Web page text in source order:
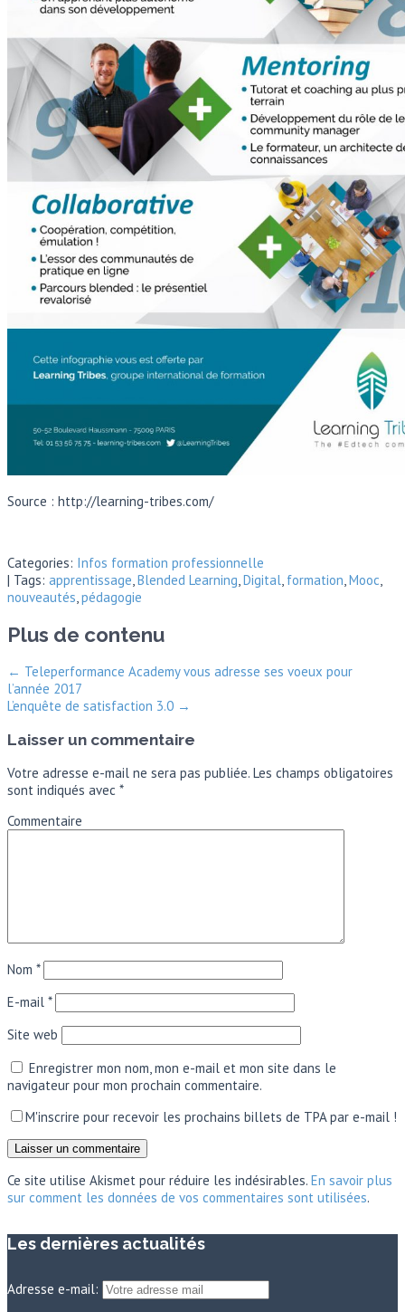
Source : http://learning-tribes.com/
Categories: Infos formation professionnelle
| Tags: apprentissage,Blended Learning,Digital, formation,Mooc,
nouveautés,pédagogie
Plus de contenu
← Teleperformance Academy vous adresse ses voeux pour
l’année 2017
L’enquête de satisfaction 3.0 →
Laisser un commentaire
Votre adresse e-mail ne sera pas publiée. Les champs obligatoires
sont indiqués avec *
Commentaire
Nom *
E-mail *
Site web
Enregistrer mon nom, mon e-mail et mon site dans le
navigateur pour mon prochain commentaire.
M'inscrire pour recevoir les prochains billets de TPA par e-mail !
Ce site utilise Akismet pour réduire les indésirables. En savoir plus
sur comment les données de vos commentaires sont utilisées.
Les dernières actualités
Adresse e-mail: